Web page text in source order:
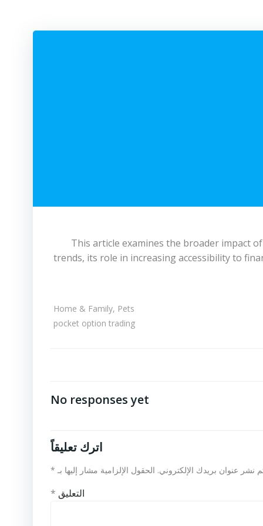
This article examines the broader impact of
trends, its role in increasing accessibility to
Home & Family, Pets
pocket option trading
No responses yet
اترك تعليقاً
نشر عنوان بريدك الإلكتروني. الحقول الإلزامية مشار إليها بـ *
التعليق *